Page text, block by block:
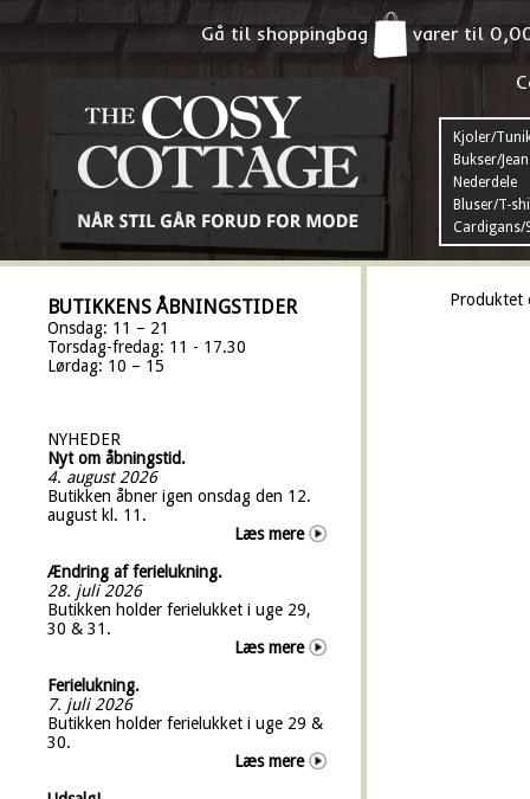
Gå til shoppingbag varer til
Kjoler/
Bukser/
Nederdele
Bluser/T-
Cardigans/
BUTIKKENS ÅBNINGSTIDER
Onsdag: 11 – 21
Torsdag-fredag: 11 - 17.30
Lørdag: 10 – 15
NYHEDER
Nyt om åbningstid.
4. august 2026
Butikken åbner igen onsdag den 12.
august kl. 11.
Læs mere
Ændring af ferielukning.
28. juli 2026
Butikken holder ferielukket i uge 29,
30 & 31.
Læs mere
Ferielukning.
7. juli 2026
Butikken holder ferielukket i uge 29 &
30.
Læs mere
Produktet